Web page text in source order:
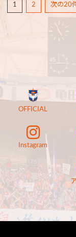
1 2 次の20
OFFICIAL
Instagram